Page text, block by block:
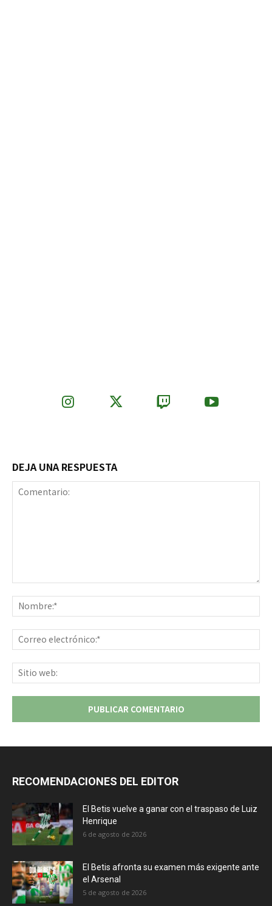
DEJA UNA RESPUESTA
RECOMENDACIONES DEL EDITOR
El Betis vuelve a ganar con el traspaso de Luiz
Henrique
6 de agosto de 2026
El Betis afronta su examen más exigente ante
el Arsenal
5 de agosto de 2026